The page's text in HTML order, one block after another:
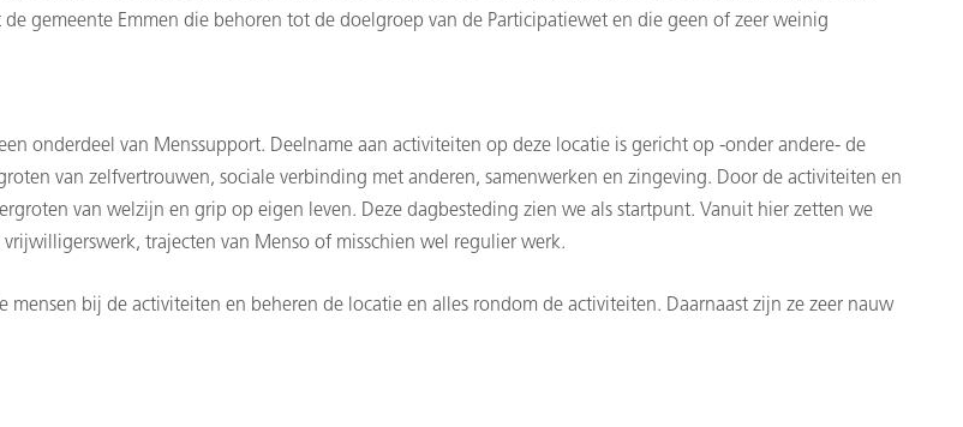
gemeente Emmen die behoren tot de doelgroep van de Participatiewet en die geen of zeer weinig
onderdeel van Menssupport. Deelname aan activiteiten op deze locatie is gericht op -onder andere- de
van zelfvertrouwen, sociale verbinding met anderen, samenwerken en zingeving. Door de activiteiten en
van welzijn en grip op eigen leven. Deze dagbesteding zien we als startpunt. Vanuit hier zetten we
trajecten van Menso of misschien wel regulier werk.
bij de activiteiten en beheren de locatie en alles rondom de activiteiten. Daarnaast zijn ze zeer nauw